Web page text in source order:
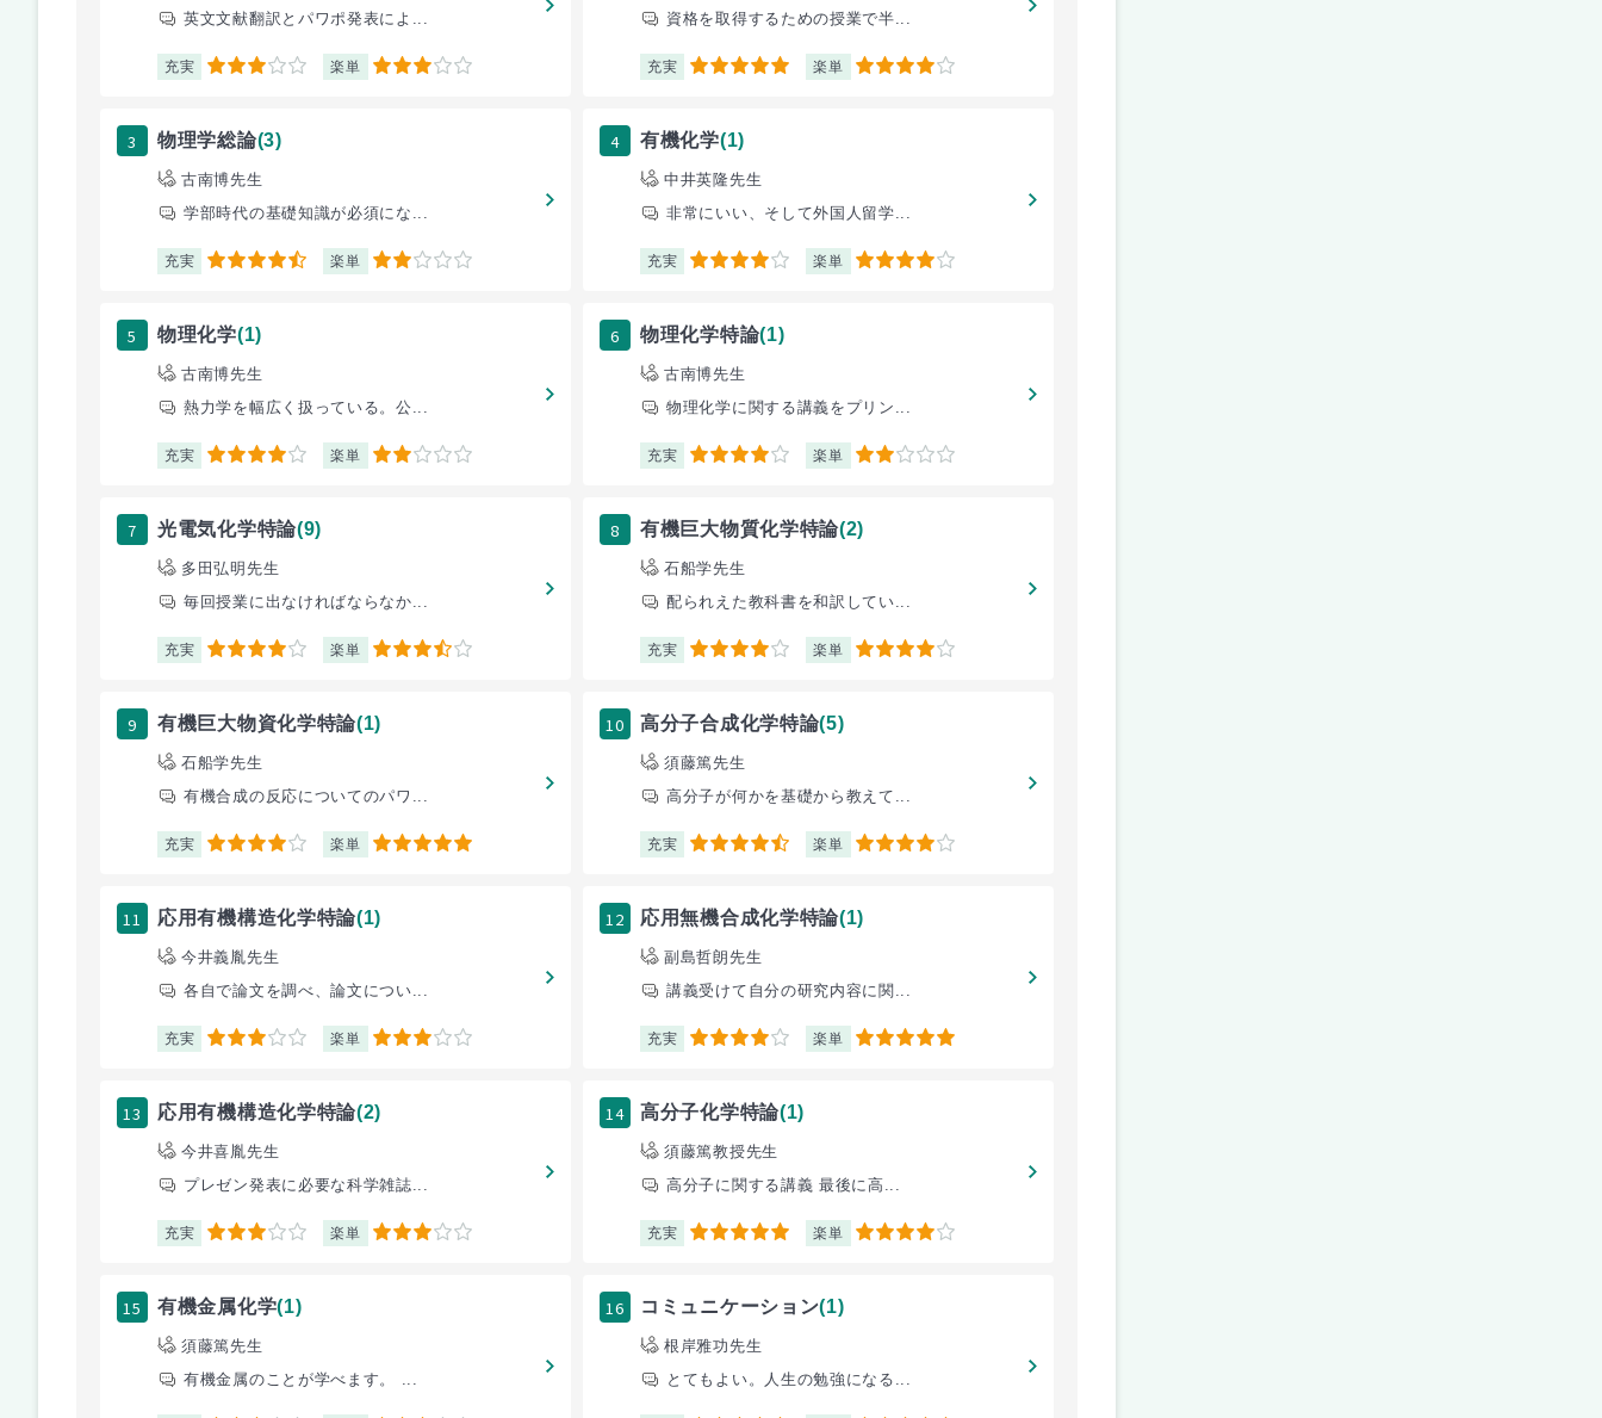
英文文献翻訳とパワポ発表によ...
充実 3 楽単 3
資格を取得するための授業で半...
充実 5 楽単 4
3 物理学総論(3)
古南博先生
学部時代の基礎知識が必須にな...
充実 4.5 楽単 2
4 有機化学(1)
中井英隆先生
非常にいい、そして外国人留学...
充実 4 楽単 4
5 物理化学(1)
古南博先生
熱力学を幅広く扱っている。公...
充実 4 楽単 2
6 物理化学特論(1)
古南博先生
物理化学に関する講義をプリン...
充実 4 楽単 2
7 光電気化学特論(9)
多田弘明先生
毎回授業に出なければならなか...
充実 4 楽単 3.5
8 有機巨大物質化学特論(2)
石船学先生
配られえた教科書を和訳してい...
充実 4 楽単 4
9 有機巨大物資化学特論(1)
石船学先生
有機合成の反応についてのパワ...
充実 4 楽単 5
10 高分子合成化学特論(5)
須藤篤先生
高分子が何かを基礎から教えて...
充実 4.5 楽単 4
11 応用有機構造化学特論(1)
今井義胤先生
各自で論文を調べ、論文につい...
充実 3 楽単 3
12 応用無機合成化学特論(1)
副島哲朗先生
講義受けて自分の研究内容に関...
充実 4 楽単 5
13 応用有機構造化学特論(2)
今井喜胤先生
プレゼン発表に必要な科学雑誌...
充実 3 楽単 3
14 高分子化学特論(1)
須藤篤教授先生
高分子に関する講義 最後に高...
充実 5 楽単 4
15 有機金属化学(1)
須藤篤先生
有機金属のことが学べます。 ...
16 コミュニケーション(1)
根岸雅功先生
とてもよい。人生の勉強になる...